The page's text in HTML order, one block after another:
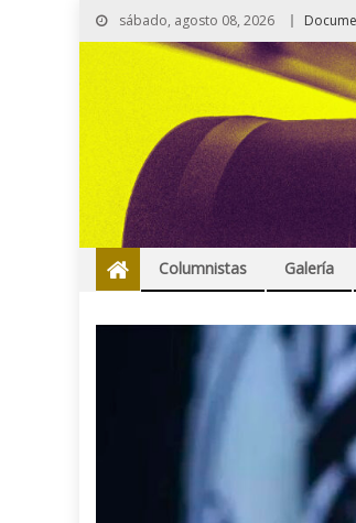
sábado, agosto 08, 2026
Columnistas Galería